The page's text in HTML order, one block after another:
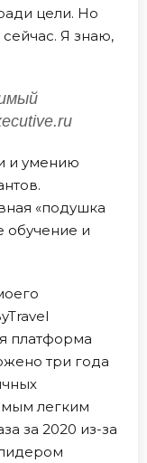
цели. Но
Я знаю,
и умению
«подушка
обучение и
платформа
три года
легким
за 2020 из-за